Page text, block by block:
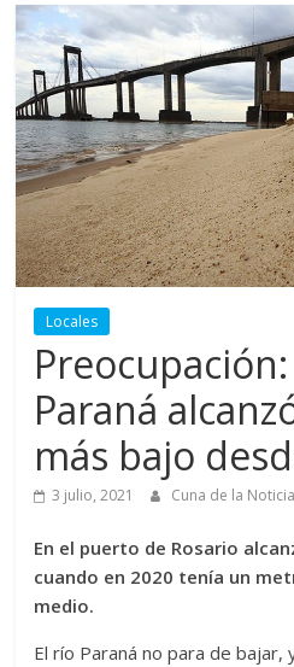
Locales
Paraná
más bajo
3 julio, 2021 Cuna de la Noticia
En el puerto de Rosario
cuando en 2020 tenía un
medio.
El río Paraná no para de bajar,